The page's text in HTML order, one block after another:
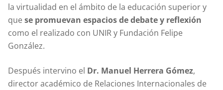
la virtualidad en el ámbito de la educación superior y
quese promuevan espacios de debate y reflexión
como el realizado con UNIR y Fundación Felipe
González.
Después intervino el Dr. Manuel Herrera Gómez,
director académico de Relaciones Internacionales de